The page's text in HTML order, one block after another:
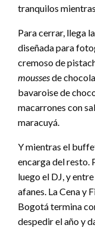
tranquilos
Para cerrar, llega
diseñada para
cremoso de
moussesde
bavaroise de
macarrones con
maracuyá.
Y mientras el
encarga del resto.
luego el DJ, y
afanes. La Cena y
Bogotá termina
despedir el año y